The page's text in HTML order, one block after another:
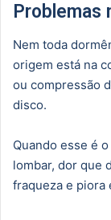
Problemas
Nem toda
origem está na
ou compressão
disco.
Quando esse é
lombar, dor que
fraqueza e piora